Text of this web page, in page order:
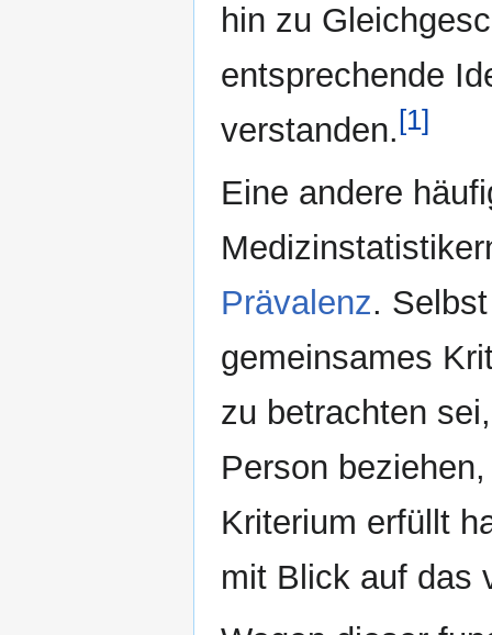
hin zu
entsprechende
verstanden.[1]
Eine andere
Prävalenz.
gemeinsames
zu betrachten
Person
Kriterium erfüllt
mit Blick auf das